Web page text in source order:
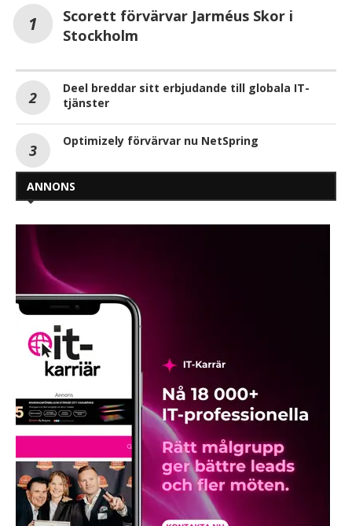
Scorett förvärvar Jarméus Skor i
Stockholm
Deel breddar sitt erbjudande till globala IT-
tjänster
Optimizely förvärvar nu NetSpring
ANNONS